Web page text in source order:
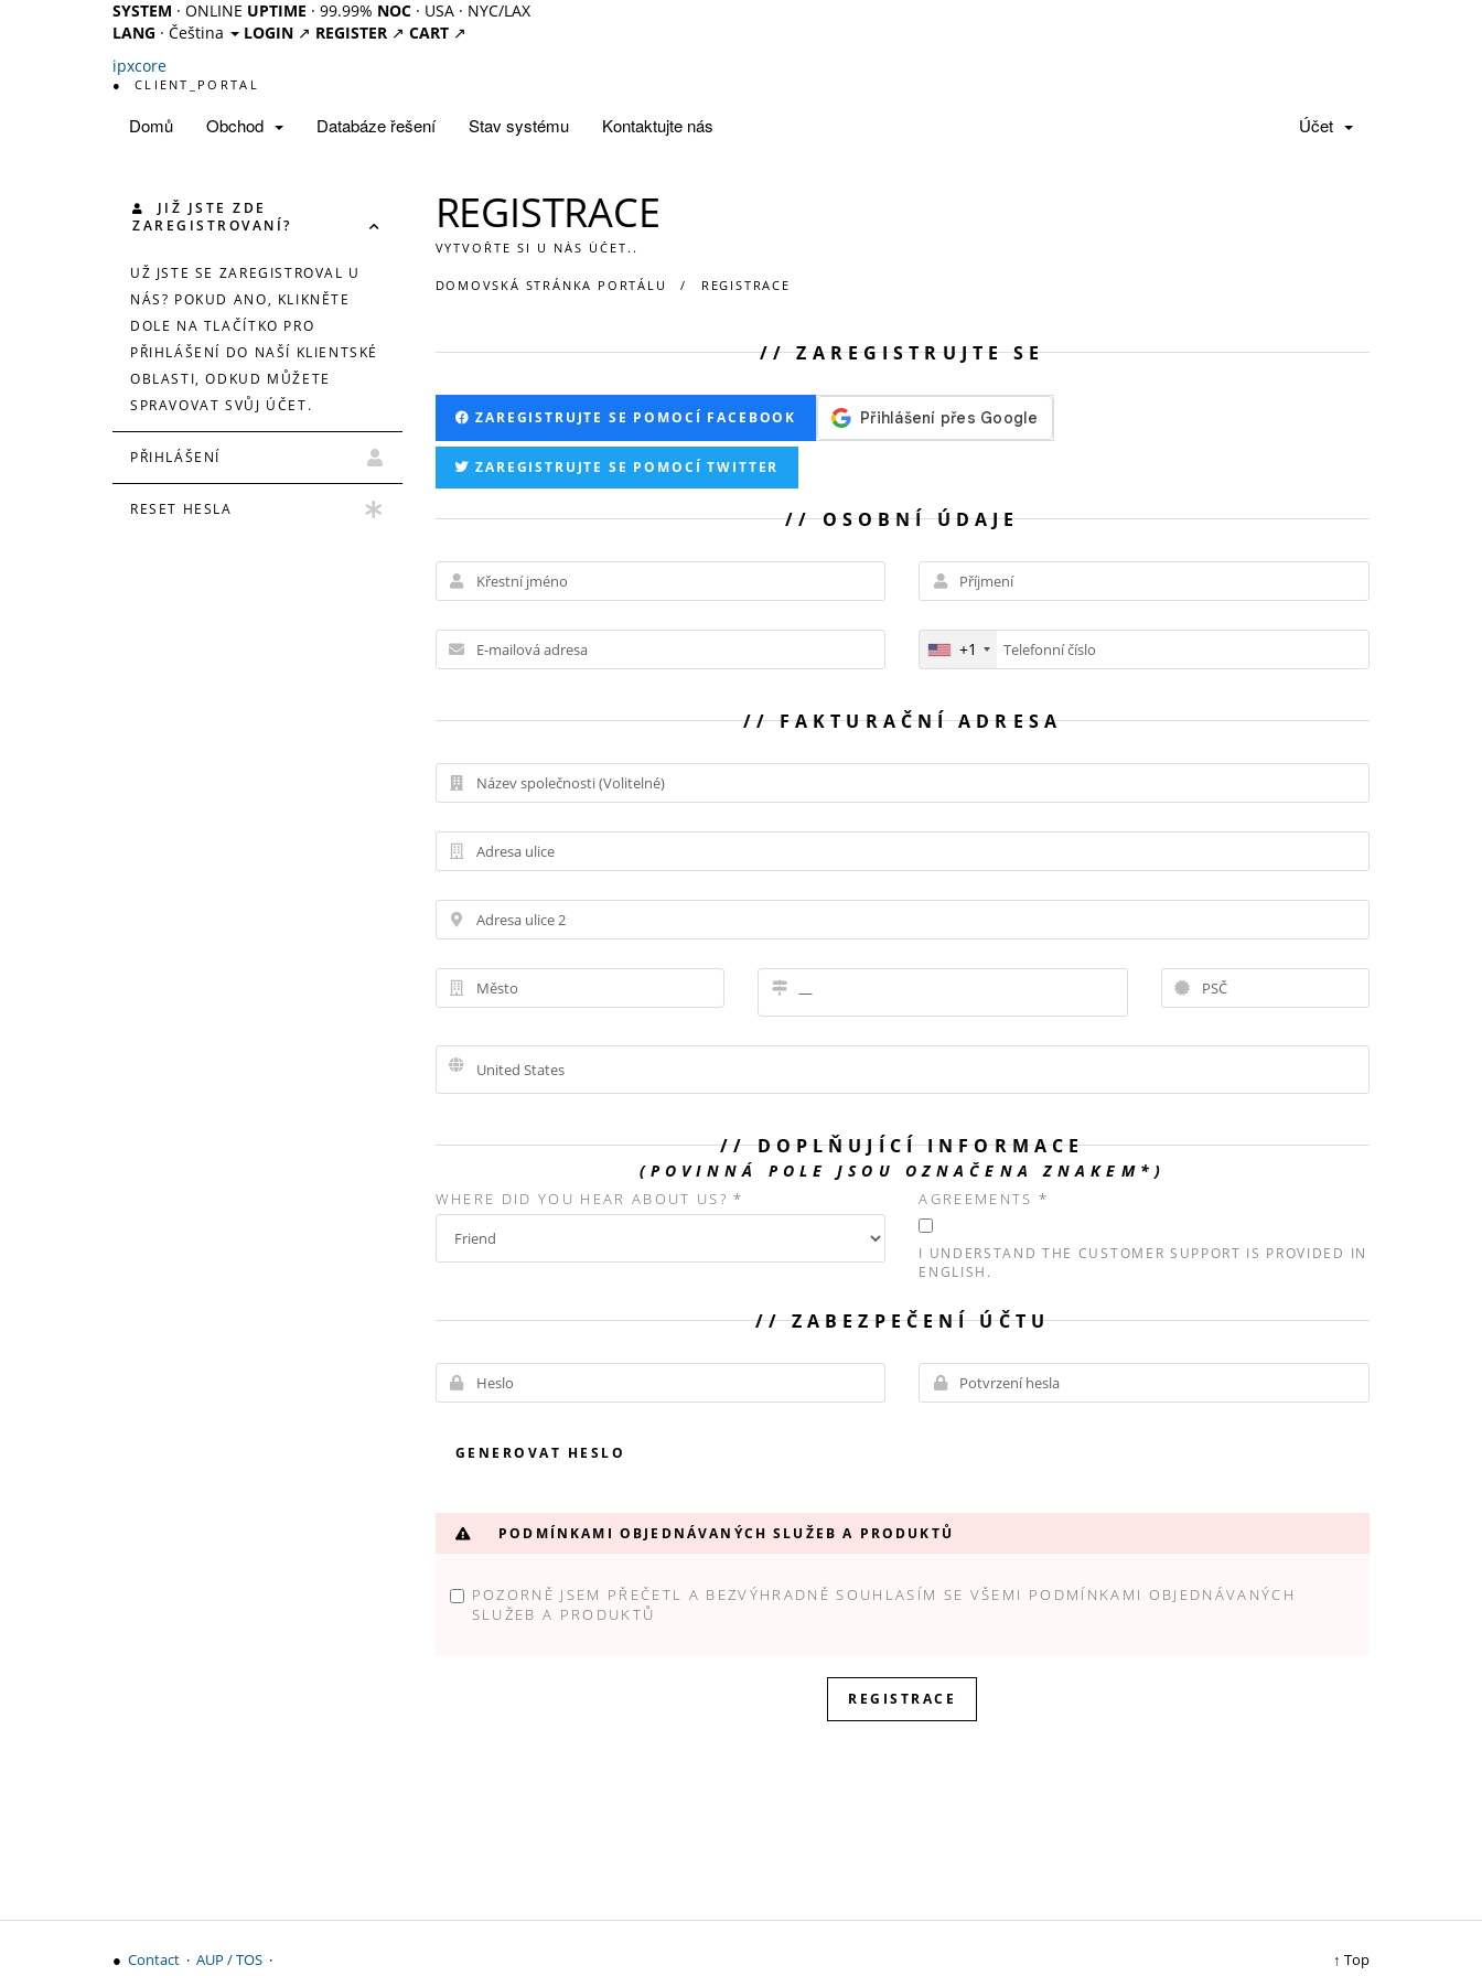
SYSTEM · ONLINE UPTIME · 99.99% NOC · USA · NYC/LAX
LANG · Čeština LOGIN ↗ REGISTER ↗ CART ↗
ipxcore
● CLIENT_PORTAL
Domů Obchod Databáze řešení Stav systému Kontaktujte nás Účet
REGISTRACE
VYTVOŘTE SI U NÁS ÚČET..
DOMOVSKÁ STRÁNKA PORTÁLU REGISTRACE
JIŽ JSTE ZDE
ZAREGISTROVANÍ?
UŽ JSTE SE ZAREGISTROVAL U
NÁS? POKUD ANO, KLIKNĚTE
DOLE NA TLAČÍTKO PRO
PŘIHLÁŠENÍ DO NAŠÍ KLIENTSKÉ
OBLASTI, ODKUD MŮŽETE
SPRAVOVAT SVŮJ ÚČET.
PŘIHLÁŠENÍ
RESET HESLA
ZAREGISTRUJTE SE
ZAREGISTRUJTE SE POMOCÍ FACEBOOK
ZAREGISTRUJTE SE POMOCÍ TWITTER
OSOBNÍ ÚDAJE
+1
FAKTURAČNÍ ADRESA
DOPLŇUJÍCÍ INFORMACE
(POVINNÁ POLE JSOU OZNAČENA ZNAKEM*)
WHERE DID YOU HEAR ABOUT US? * AGREEMENTS *
I UNDERSTAND THE CUSTOMER SUPPORT IS PROVIDED IN
ENGLISH.
ZABEZPEČENÍ ÚČTU
GENEROVAT HESLO
PODMÍNKAMI OBJEDNÁVANÝCH SLUŽEB A PRODUKTŮ
POZORNĚ JSEM PŘEČETL A BEZVÝHRADNĚ SOUHLASÍM SE VŠEMI PODMÍNKAMI OBJEDNÁVANÝCH
SLUŽEB A PRODUKTŮ
● Contact · AUP / TOS · ↑ Top